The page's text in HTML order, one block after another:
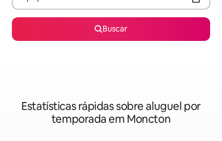
Buscar
Estatísticas rápidas sobre aluguel por
temporada em Moncton